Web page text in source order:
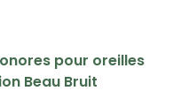
pour oreilles
Beau Bruit